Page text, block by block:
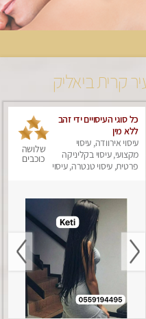
קרית ביאליק
כל סוגי העיסויים ידי זהב
ללא מין
עיסוי אירוודה, עיסוי
מקצועי, עיסוי בקליניקה
פרטית, עיסוי טנטרה, עיסוי
שלושה
כוכבים